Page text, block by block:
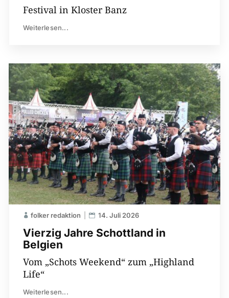
Festival in Kloster Banz
Weiterlesen...
Vierzig Jahre Schottland in
Belgien
folker redaktion 14. Juli 2026
Vom „Schots Weekend“ zum „Highland
Life“
Weiterlesen...